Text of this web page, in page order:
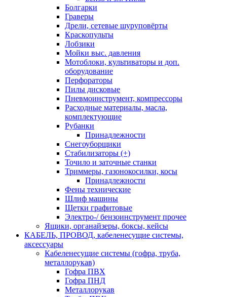
Болгарки
Граверы
Дрели, сетевые шуруповёрты
Краскопульты
Лобзики
Мойки выс. давления
Мотоблоки, культиваторы и доп.
оборудование
Перфораторы
Пилы дисковые
Пневмоинструмент, компрессоры
Расходные материалы, масла,
комплектующие
Рубанки
Принадлежности
Снегоуборщики
Стабилизаторы (+)
Точило и заточные станки
Триммеры, газонокосилки, косы
Принадлежности
Фены технические
Шлиф машины
Щетки графитовые
Электро-/ бензоинструмент прочее
Ящики, органайзеры, боксы, кейсы
КАБЕЛЬ, ПРОВОД, кабеленесущие системы,
аксессуары
Кабеленесущие системы (гофра, труба,
металлорукав)
Гофра ПВХ
Гофра ПНД
Металлорукав